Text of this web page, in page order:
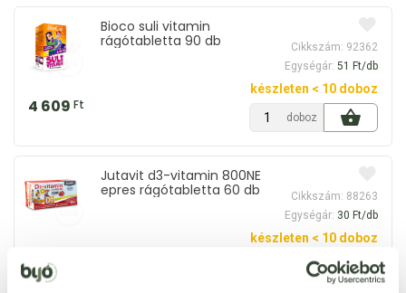
Bioco suli vitamin
rágótabletta 90 db
Cikkszám: 92362
Egységár: 51 Ft/db
4 609 Ft
készleten < 10 doboz
doboz
Jutavit d3-vitamin 800NE
epres rágótabletta 60 db
Cikkszám: 88263
Egységár: 30 Ft/db
készleten < 10 doboz
doboz